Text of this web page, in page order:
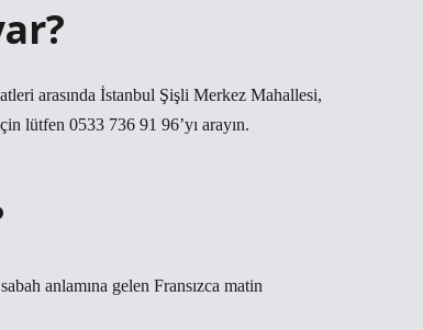
arasında İstanbul Şişli Merkez Mahallesi,
lütfen 0533 736 91 96’yı arayın.
anlamına gelen Fransızca matin